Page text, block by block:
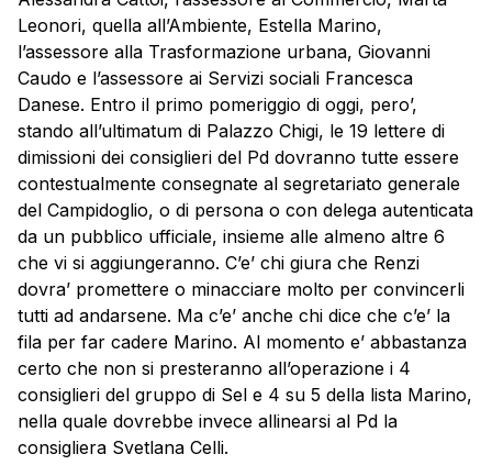
Leonori, quella all’Ambiente, Estella Marino,
l’assessore alla Trasformazione urbana, Giovanni
Caudo e l’assessore ai Servizi sociali Francesca
Danese. Entro il primo pomeriggio di oggi, pero’,
stando all’ultimatum di Palazzo Chigi, le 19 lettere di
dimissioni dei consiglieri del Pd dovranno tutte essere
contestualmente consegnate al segretariato generale
del Campidoglio, o di persona o con delega autenticata
da un pubblico ufficiale, insieme alle almeno altre 6
che vi si aggiungeranno. C’e’ chi giura che Renzi
dovra’ promettere o minacciare molto per convincerli
tutti ad andarsene. Ma c’e’ anche chi dice che c’e’ la
fila per far cadere Marino. Al momento e’ abbastanza
certo che non si presteranno all’operazione i 4
consiglieri del gruppo di Sel e 4 su 5 della lista Marino,
nella quale dovrebbe invece allinearsi al Pd la
consigliera Svetlana Celli.